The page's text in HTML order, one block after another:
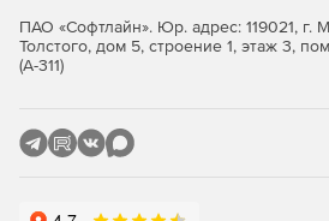
Утилита Disc Image Viewer для
извлечения файлов и папок из
Редактирование
сборников в формате MP3 с
ПАО «Софтлайн». Юр. адрес: 119021, г.
Толстого, дом 5, строение 1, этаж 3,
(А-311)